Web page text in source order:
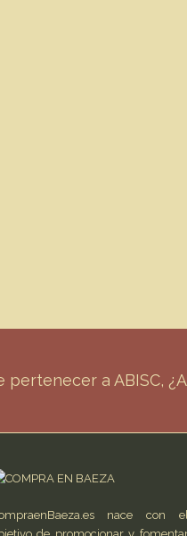
a ABISC, ¿A
nace con el